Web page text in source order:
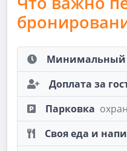
Минимальный
Доплата за
Парковка
Своя еда и